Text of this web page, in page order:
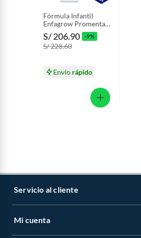
Fórmula Infantil
Enfagrow Promental
Caja 2.2 Kg
S/ 206.90 -9%
S/ 228.60
Envío rápido
Servicio al cliente
Libro de reclamaciones
Mi cuenta